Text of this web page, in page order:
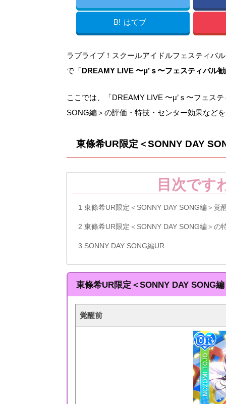
B! はてブ
ラブライブ！スクールアイドルフェスティバ
で「DREAMY LIVE 〜μ’ｓ〜フェスティバル
ここでは、「DREAMY LIVE 〜μ’ｓ〜フェス
SONG編＞の評価・特技・センター効果などを
東條希UR限定＜SONNY DAY
目次です
1 東條希UR限定＜SONNY DAY SONG編＞覚
2 東條希UR限定＜SONNY DAY SONG編＞の
3 SONNY DAY SONG編UR
東條希UR限定＜SONNY DAY SONG編
覚醒前